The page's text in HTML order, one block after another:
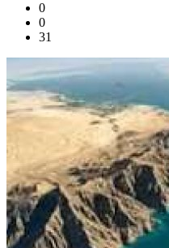
0
0
31